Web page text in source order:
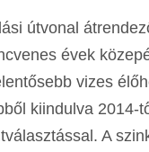
útvonal
évek
vizes
kiindulva
A